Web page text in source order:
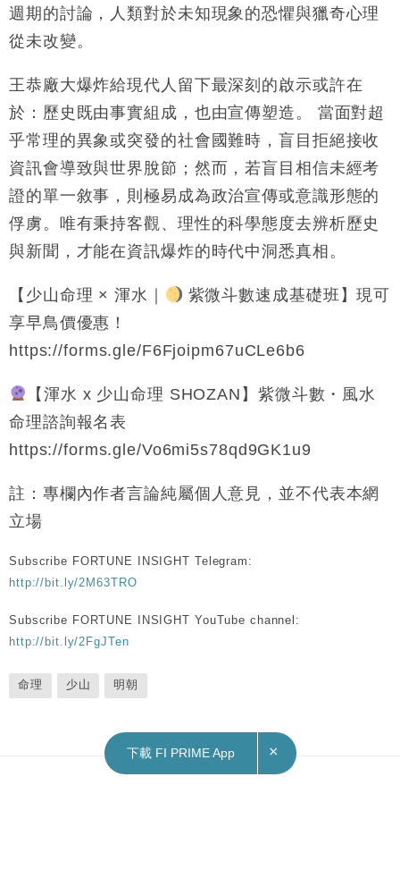
週期的討論，人類對於未知現象的恐懼與獵奇心理
從未改變。
王恭廠大爆炸給現代人留下最深刻的啟示或許在
於：歷史既由事實組成，也由宣傳塑造。 當面對超
乎常理的異象或突發的社會國難時，盲目拒絕接收
資訊會導致與世界脫節；然而，若盲目相信未經考
證的單一敘事，則極易成為政治宣傳或意識形態的
俘虜。唯有秉持客觀、理性的科學態度去辨析歷史
與新聞，才能在資訊爆炸的時代中洞悉真相。
【少山命理 × 渾水｜
紫微斗數速成基礎班】現可
享早鳥價優惠！
https://forms.gle/F6Fjoipm67uCLe6b6
【渾水 x 少山命理 SHOZAN】紫微斗數・風水
命理諮詢報名表
https://forms.gle/Vo6mi5s78qd9GK1u9
註：專欄內作者言論純屬個人意見，並不代表本網
立場
Subscribe FORTUNE INSIGHT Telegram:
http://bit.ly/2M63TRO
Subscribe FORTUNE INSIGHT YouTube channel:
http://bit.ly/2FgJTen
命理 少山 明朝
下載 FI PRIME App ×